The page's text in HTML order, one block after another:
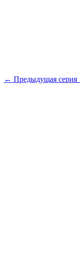
← Предыдущая серия